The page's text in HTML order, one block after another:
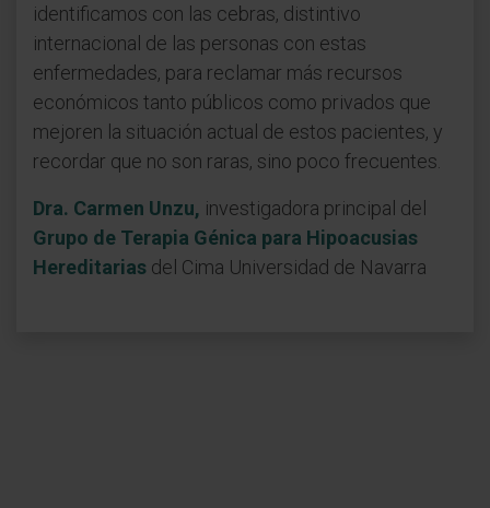
identificamos con las cebras, distintivo
internacional de las personas con estas
enfermedades, para reclamar más recursos
económicos tanto públicos como privados que
mejoren la situación actual de estos pacientes, y
recordar que no son raras, sino poco frecuentes.
Dra. Carmen Unzu, investigadora principal del
Grupo de Terapia Génica para Hipoacusias
Hereditarias del Cima Universidad de Navarra